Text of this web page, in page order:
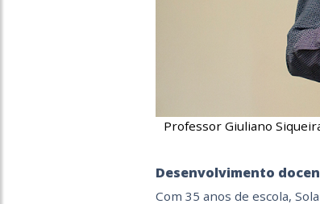
Professor Giuliano
Desenvolvimento
Com 35 anos de escola,